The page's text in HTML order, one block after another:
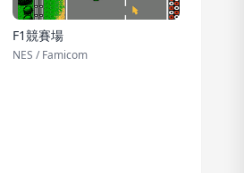
F1競賽場
NES / Famicom